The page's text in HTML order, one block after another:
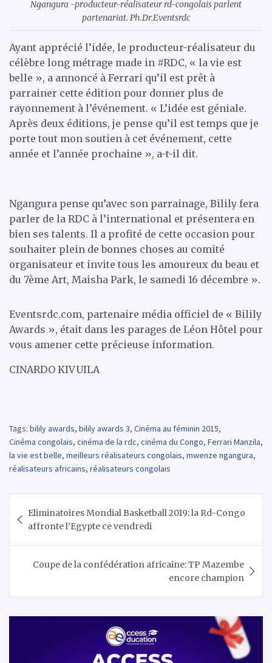
Ngangura -producteur-réalisateur rd-congolais parlent
partenariat. Ph.Dr.Eventsrdc
Ayant apprécié l’idée, le producteur-réalisateur du
célèbre long métrage made in #RDC, « la vie est
belle », a annoncé à Ferrari qu’il est prêt à
parrainer cette édition pour donner plus de
rayonnement à l’événement. « L’idée est géniale.
Après deux éditions, je pense qu’il est temps que je
porte tout mon soutien à cet événement, cette
année et l’année prochaine », a-t-il dit.
Ngangura pense qu’avec son parrainage, Bilily fera
parler de la RDC à l’international et présentera en
bien ses talents. Il a profité de cette occasion pour
souhaiter plein de bonnes choses au comité
organisateur et invite tous les amoureux du beau et
du 7ème Art, Maisha Park, le samedi 16 décembre ».
Eventsrdc.com, partenaire média officiel de « Bilily
Awards », était dans les parages de Léon Hôtel pour
vous amener cette précieuse information.
CINARDO KIVUILA
Tags: bilily awards, bilily awards 3, Cinéma au féminin 2015,
Cinéma congolais, cinéma de la rdc, cinéma du Congo, Ferrari Manzila,
la vie est belle, meilleurs réalisateurs congolais, mwenze ngangura,
réalisateurs africains, réalisateurs congolais
de
l’article
Eliminatoires Mondial Basketball 2019: la Rd-Congo
affronte l’Egypte ce vendredi
Coupe de la confédération africaine: TP Mazembe
encore champion